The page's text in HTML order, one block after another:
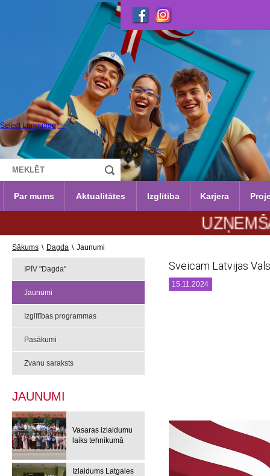
Select Language ▼
Par mums Aktualitātes Izglītība Karjera
Sākums \ Dagda \ Jaunumi
IPĪV "Dagda"
Jaunumi
Izglītības programmas
Pasākumi
Zvanu saraksts
JAUNUMI
Vasaras izlaidumu
laiks tehnikumā
Izlaidums Latgales
Sveicam Latvijas
15.11.2024